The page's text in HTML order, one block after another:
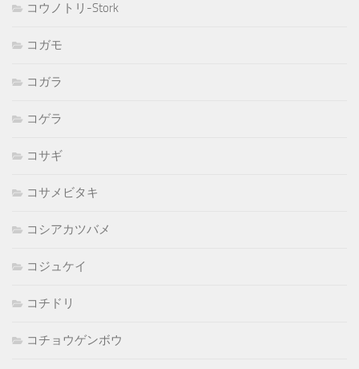
コウノトリ-Stork
コガモ
コガラ
コゲラ
コサギ
コサメビタキ
コシアカツバメ
コジュケイ
コチドリ
コチョウゲンボウ